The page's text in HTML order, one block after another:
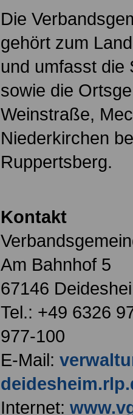
Die
gehört zum
und umfasst die
sowie die
Weinstraße,
Niederkirchen
Ruppertsberg.
Kontakt
Am Bahnhof 5
67146
Tel.: +49 6326
977-100
E-Mail:
Internet: